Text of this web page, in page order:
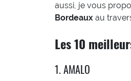
aussi, je vous
Bordeaux au
Les 10
1. AMALO